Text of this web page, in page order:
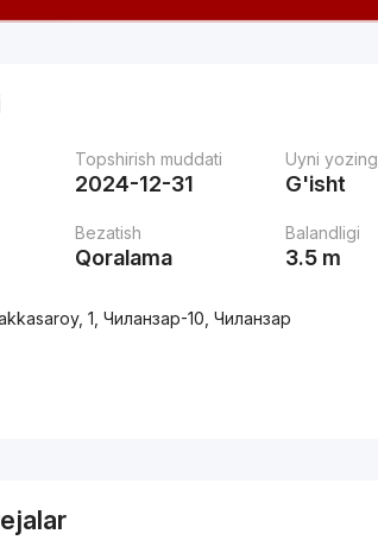
Topshirish muddati
2024-12-31
Uyni yozing
G'isht
Bezatish
Qoralama
Balandligi
3.5 m
1, Чиланзар-10, Чиланзар